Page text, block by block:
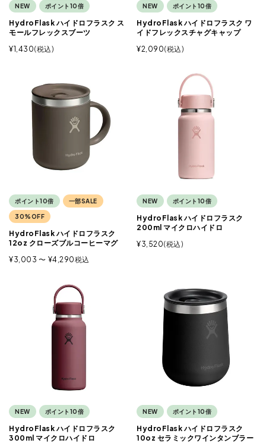
NEW ポイント10倍
HydroFlask ハイドロフラスク ス
モールフレックスブーツ
¥1,430 税込
NEW ポイント10倍
HydroFlask ハイドロフラスク ワ
イドフレックスチャグキャップ
¥2,090 税込
ポイント10倍 一部SALE
30%OFF
HydroFlask ハイドロフラスク
12oz クローズブルコーヒーマグ
¥3,003 〜 ¥4,290税込
NEW ポイント10倍
HydroFlask ハイドロフラスク
200ml マイクロハイドロ
¥3,520 税込
NEW ポイント10倍
HydroFlask ハイドロフラスク
300ml マイクロハイドロ
NEW ポイント10倍
HydroFlask ハイドロフラスク
10oz セラミックワインタンブラー